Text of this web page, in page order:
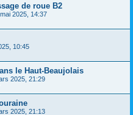
de roue B2
2025, 14:37
10:45
le Haut-Beaujolais
2025, 21:29
2025, 21:13